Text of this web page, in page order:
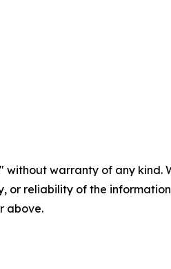
without warranty of any
or reliability of the
above.